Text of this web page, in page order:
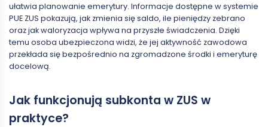
ułatwia planowanie emerytury. Informacje dostępne w systemie
PUE ZUS pokazują, jak zmienia się saldo, ile pieniędzy zebrano
oraz jak waloryzacja wpływa na przyszłe świadczenia. Dzięki
temu osoba ubezpieczona widzi, że jej aktywność zawodowa
przekłada się bezpośrednio na zgromadzone środki i emeryturę
docelową.
Jak funkcjonują subkonta w ZUS w
praktyce?